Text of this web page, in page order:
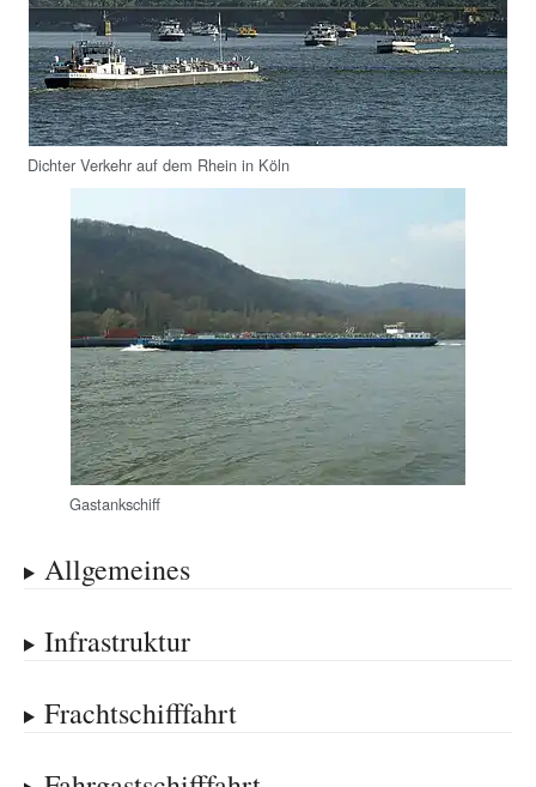
Dichter Verkehr auf dem Rhein in Köln
Gastankschiff
Allgemeines
Infrastruktur
Frachtschifffahrt